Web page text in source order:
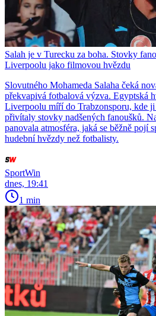
Salah je v Turecku za boha. Stovky
Liverpoolu jako filmovou hvězdu
Slovutného Mohameda Salaha čeká
překvapivá fotbalová výzva. Egyptská
Liverpoolu míří do Trabzonsporu, kde
přivítaly stovky nadšených fanoušků.
panovala atmosféra, jaká se běžně pojí
hudební hvězdy než fotbalisty.
SportWin
dnes, 19:41
1 min